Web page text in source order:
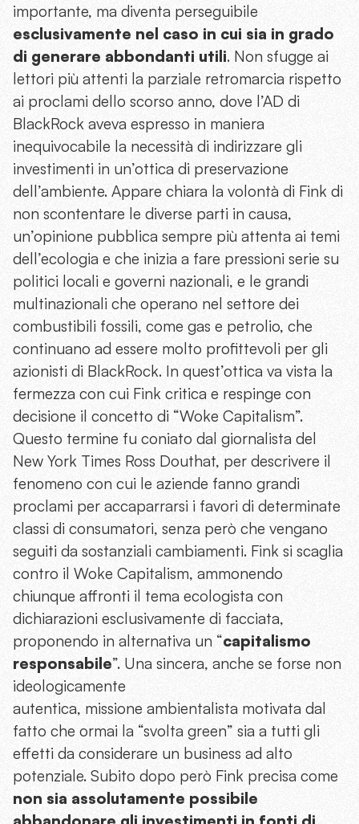
importante, ma diventa perseguibile
esclusivamente nel caso in cui sia in grado
di generare abbondanti utili. Non sfugge ai
lettori più attenti la parziale retromarcia rispetto
ai proclami dello scorso anno, dove l’AD di
BlackRock aveva espresso in maniera
inequivocabile la necessità di indirizzare gli
investimenti in un’ottica di preservazione
dell’ambiente. Appare chiara la volontà di Fink di
non scontentare le diverse parti in causa,
un’opinione pubblica sempre più attenta ai temi
dell’ecologia e che inizia a fare pressioni serie su
politici locali e governi nazionali, e le grandi
multinazionali che operano nel settore dei
combustibili fossili, come gas e petrolio, che
continuano ad essere molto profittevoli per gli
azionisti di BlackRock. In quest’ottica va vista la
fermezza con cui Fink critica e respinge con
decisione il concetto di “Woke Capitalism”.
Questo termine fu coniato dal giornalista del
New York Times Ross Douthat, per descrivere il
fenomeno con cui le aziende fanno grandi
proclami per accaparrarsi i favori di determinate
classi di consumatori, senza però che vengano
seguiti da sostanziali cambiamenti. Fink si scaglia
contro il Woke Capitalism, ammonendo
chiunque affronti il tema ecologista con
dichiarazioni esclusivamente di facciata,
proponendo in alternativa un “capitalismo
responsabile”. Una sincera, anche se forse non
ideologicamente
autentica, missione ambientalista motivata dal
fatto che ormai la “svolta green” sia a tutti gli
effetti da considerare un business ad alto
potenziale. Subito dopo però Fink precisa come
non sia assolutamente possibile